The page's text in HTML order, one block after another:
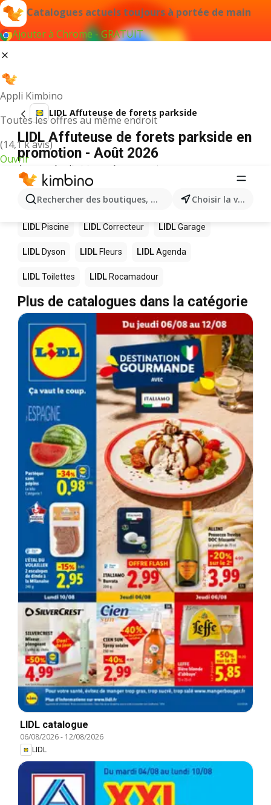
Catalogues actuels toujours à portée de main
Ajouter à Chrome - GRATUIT
Appli Kimbino
Toutes les offres au même endroit
(14,1 k avis)
Ouvrir
Rechercher des boutiques, des catégories, des Choisir la ville
LIDL Affuteuse de forets parkside
LIDL Affuteuse de forets parkside en
promotion - Août 2026
Aucun résultat trouvé pour ce terme.
D’autres produits dans les magasins
LIDL
LIDL Piscine LIDLCorrecteur LIDLGarage
LIDL Dyson LIDL Fleurs LIDLAgenda
LIDLToilettes LIDL Rocamadour
Plus de catalogues dans la catégorie
LIDL catalogue
06/08/2026- 12/08/2026
LIDL